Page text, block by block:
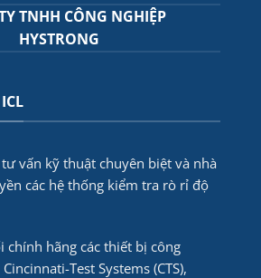
TNHH CÔNG NGHIỆP
HYSTRONG
vấn kỹ thuật chuyên biệt và nhà
các hệ thống kiểm tra rò rỉ độ
hãng các thiết bị công
Test Systems (CTS),